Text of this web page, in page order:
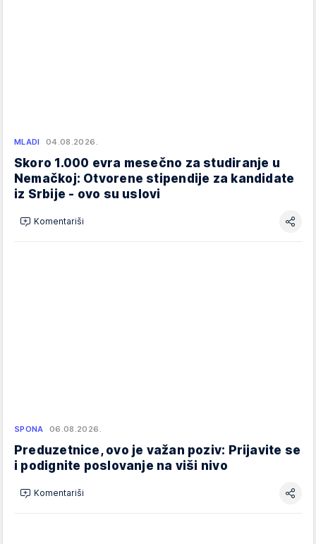
MLADI 04.08.2026.
Skoro 1.000 evra mesečno za studiranje u
Nemačkoj: Otvorene stipendije za kandidate
iz Srbije - ovo su uslovi
Komentariši
SPONA 06.08.2026.
Preduzetnice, ovo je važan poziv: Prijavite se
i podignite poslovanje na viši nivo
Komentariši